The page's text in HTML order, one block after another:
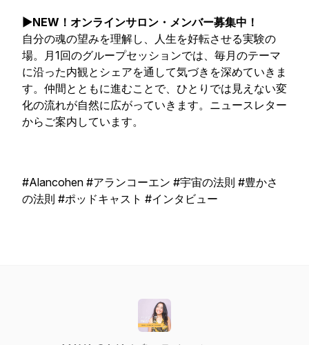
▶︎NEW！オンラインサロン・メンバー募集中！
自分の魂の望みを理解し、人生を好転させる実験の
場。月1回のグループセッションでは、毎月のテーマ
に沿った内観とシェアを通して気づきを深めていきま
す。仲間とともに進むことで、ひとりでは見えない変
化の流れが自然に広がっていきます。ニュースレター
からご案内しています。
#Alancohen #アランコーエン #宇宙の法則 #豊かさ
の法則 #ポッドキャスト #インタビュー